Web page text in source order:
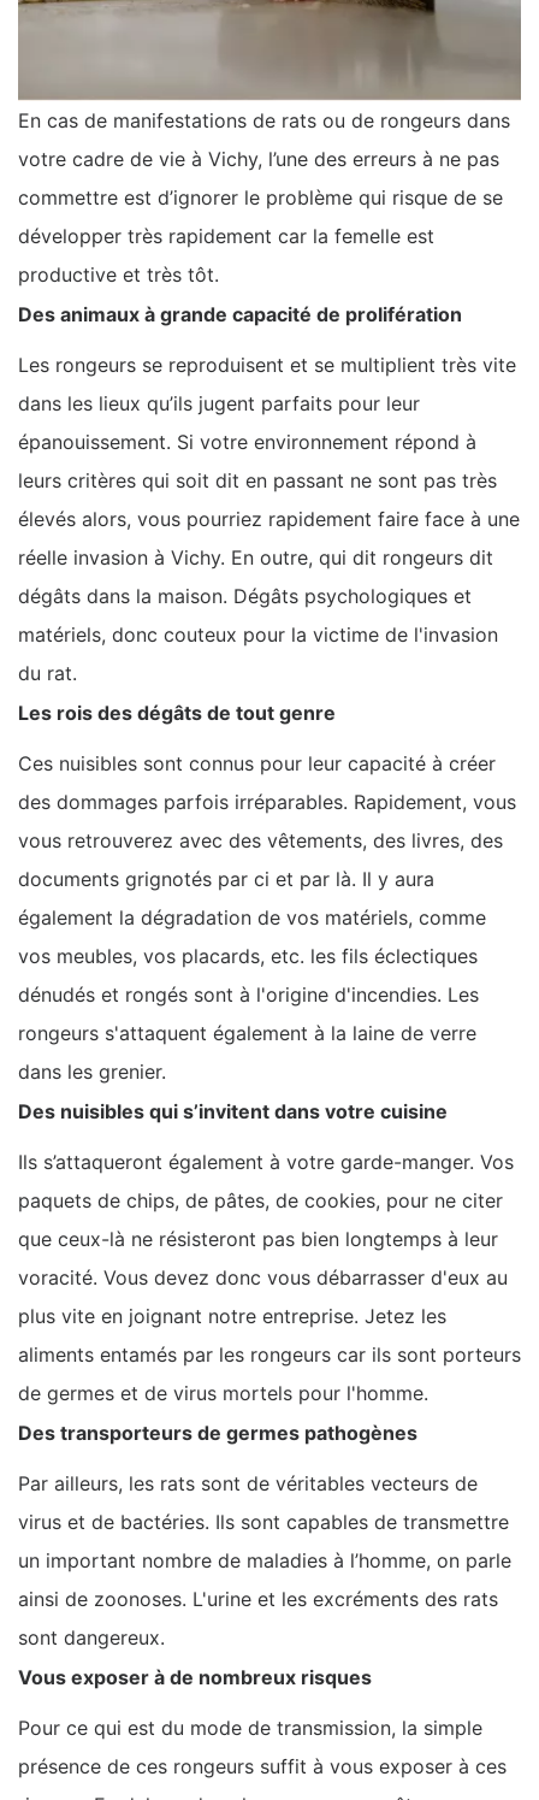
En cas de manifestations de rats ou de rongeurs dans
votre cadre de vie à Vichy, l’une des erreurs à ne pas
commettre est d’ignorer le problème qui risque de se
développer très rapidement car la femelle est
productive et très tôt.
Des animaux à grande capacité de prolifération
Les rongeurs se reproduisent et se multiplient très vite
dans les lieux qu’ils jugent parfaits pour leur
épanouissement. Si votre environnement répond à
leurs critères qui soit dit en passant ne sont pas très
élevés alors, vous pourriez rapidement faire face à une
réelle invasion à Vichy. En outre, qui dit rongeurs dit
dégâts dans la maison. Dégâts psychologiques et
matériels, donc couteux pour la victime de l'invasion
du rat.
Les rois des dégâts de tout genre
Ces nuisibles sont connus pour leur capacité à créer
des dommages parfois irréparables. Rapidement, vous
vous retrouverez avec des vêtements, des livres, des
documents grignotés par ci et par là. Il y aura
également la dégradation de vos matériels, comme
vos meubles, vos placards, etc. les fils éclectiques
dénudés et rongés sont à l'origine d'incendies. Les
rongeurs s'attaquent également à la laine de verre
dans les grenier.
Des nuisibles qui s’invitent dans votre cuisine
Ils s’attaqueront également à votre garde-manger. Vos
paquets de chips, de pâtes, de cookies, pour ne citer
que ceux-là ne résisteront pas bien longtemps à leur
voracité. Vous devez donc vous débarrasser d'eux au
plus vite en joignant notre entreprise. Jetez les
aliments entamés par les rongeurs car ils sont porteurs
de germes et de virus mortels pour l'homme.
Des transporteurs de germes pathogènes
Par ailleurs, les rats sont de véritables vecteurs de
virus et de bactéries. Ils sont capables de transmettre
un important nombre de maladies à l’homme, on parle
ainsi de zoonoses. L'urine et les excréments des rats
sont dangereux.
Vous exposer à de nombreux risques
Pour ce qui est du mode de transmission, la simple
présence de ces rongeurs suffit à vous exposer à ces